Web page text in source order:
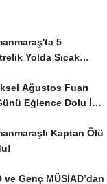
5
Yolda Sıcak
Ağustos Fuarı
Eğlence Dolu İki
Kaptan Ölü
ve Genç MÜSİAD’dan